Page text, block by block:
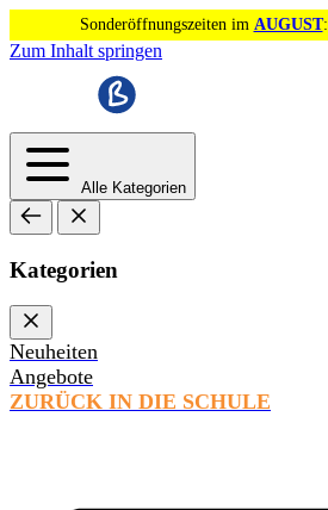
Sonderöffnungszeiten im AUGUST:
Zum Inhalt springen
Alle Kategorien
Kategorien
Neuheiten
Angebote
ZURÜCK IN DIE SCHULE